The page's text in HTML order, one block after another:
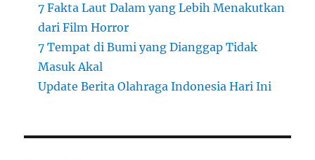
7 Fakta Laut Dalam yang Lebih Menakutkan
dari Film Horror
7 Tempat di Bumi yang Dianggap Tidak
Masuk Akal
Update Berita Olahraga Indonesia Hari Ini